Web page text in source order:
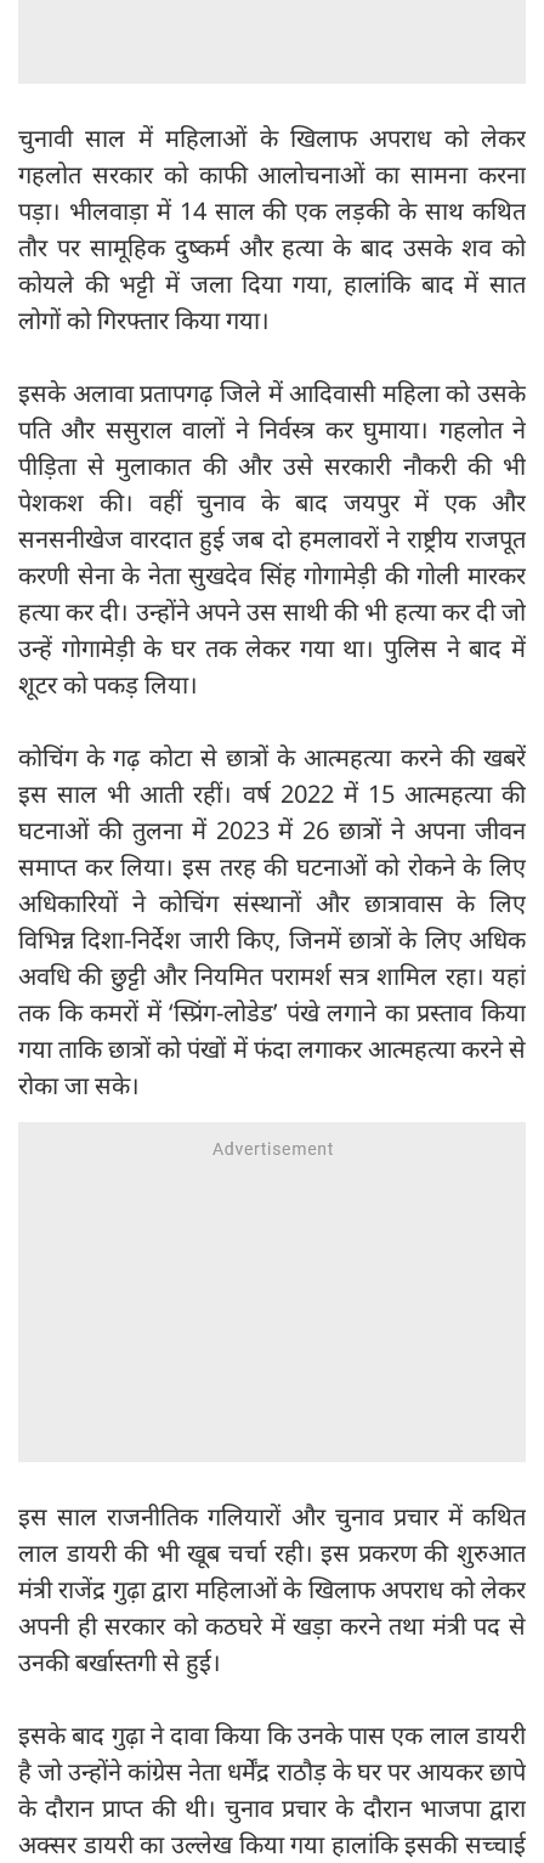
चुनावी साल में महिलाओं के खिलाफ अपराध को लेकर
गहलोत सरकार को काफी आलोचनाओं का सामना करना
पड़ा। भीलवाड़ा में 14 साल की एक लड़की के साथ कथित
तौर पर सामूहिक दुष्कर्म और हत्या के बाद उसके शव को
कोयले की भट्टी में जला दिया गया, हालांकि बाद में सात
लोगों को गिरफ्तार किया गया।
इसके अलावा प्रतापगढ़ जिले में आदिवासी महिला को उसके
पति और ससुराल वालों ने निर्वस्त्र कर घुमाया। गहलोत ने
पीड़िता से मुलाकात की और उसे सरकारी नौकरी की भी
पेशकश की। वहीं चुनाव के बाद जयपुर में एक और
सनसनीखेज वारदात हुई जब दो हमलावरों ने राष्ट्रीय राजपूत
करणी सेना के नेता सुखदेव सिंह गोगामेड़ी की गोली मारकर
हत्या कर दी। उन्होंने अपने उस साथी की भी हत्या कर दी जो
उन्हें गोगामेड़ी के घर तक लेकर गया था। पुलिस ने बाद में
शूटर को पकड़ लिया।
कोचिंग के गढ़ कोटा से छात्रों के आत्महत्या करने की खबरें
इस साल भी आती रहीं। वर्ष 2022 में 15 आत्महत्या की
घटनाओं की तुलना में 2023 में 26 छात्रों ने अपना जीवन
समाप्त कर लिया। इस तरह की घटनाओं को रोकने के लिए
अधिकारियों ने कोचिंग संस्थानों और छात्रावास के लिए
विभिन्न दिशा-निर्देश जारी किए, जिनमें छात्रों के लिए अधिक
अवधि की छुट्टी और नियमित परामर्श सत्र शामिल रहा। यहां
तक कि कमरों में ‘स्प्रिंग-लोडेड’ पंखे लगाने का प्रस्ताव किया
गया ताकि छात्रों को पंखों में फंदा लगाकर आत्महत्या करने से
रोका जा सके।
इस साल राजनीतिक गलियारों और चुनाव प्रचार में कथित
लाल डायरी की भी खूब चर्चा रही। इस प्रकरण की शुरुआत
मंत्री राजेंद्र गुढ़ा द्वारा महिलाओं के खिलाफ अपराध को लेकर
अपनी ही सरकार को कठघरे में खड़ा करने तथा मंत्री पद से
उनकी बर्खास्तगी से हुई।
इसके बाद गुढ़ा ने दावा किया कि उनके पास एक लाल डायरी
है जो उन्होंने कांग्रेस नेता धर्मेंद्र राठौड़ के घर पर आयकर छापे
के दौरान प्राप्त की थी। चुनाव प्रचार के दौरान भाजपा द्वारा
अक्सर डायरी का उल्लेख किया गया हालांकि इसकी सच्चाई